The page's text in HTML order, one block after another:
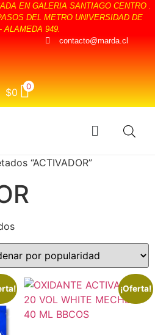
EN GALERIA SANTIAGO CENTRO .
DEL METRO UNIVERSIDAD DE
ALAMEDA 949.
contacto@marda.cl
$0 0
“ACTIVADOR”
¡Oferta!